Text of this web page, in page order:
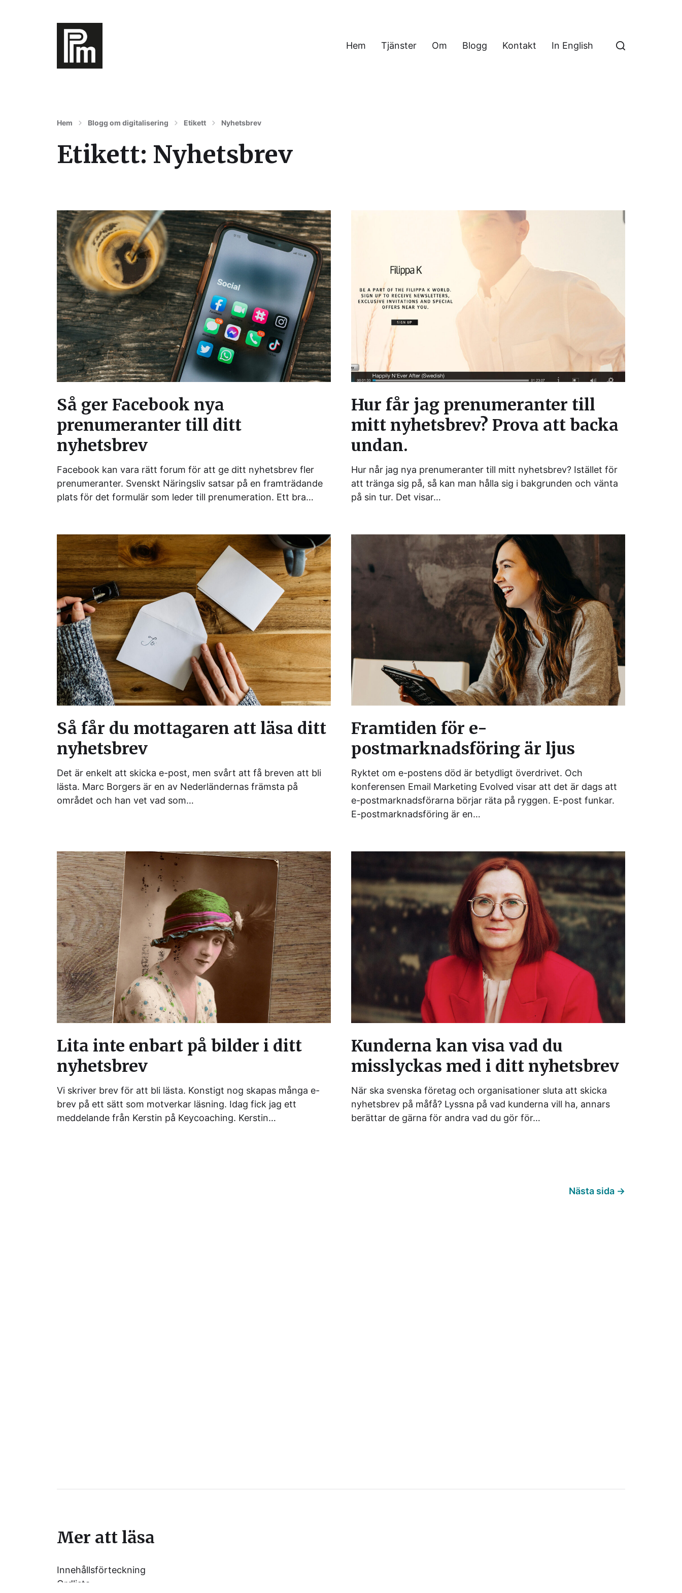
Digitalisering av varumärke, affärer och verksamhet Hem Tjänster Om Blogg Kontakt In English
Hem Blogg om digitalisering Etikett Nyhetsbrev
Etikett: Nyhetsbrev
Så ger Facebook nya
prenumeranter till ditt
nyhetsbrev
Facebook kan vara rätt forum för att ge ditt nyhetsbrev fler
prenumeranter. Svenskt Näringsliv satsar på en framträdande
plats för det formulär som leder till prenumeration. Ett bra…
Hur får jag prenumeranter till
mitt nyhetsbrev? Prova att backa
undan.
Hur når jag nya prenumeranter till mitt nyhetsbrev? Istället för
att tränga sig på, så kan man hålla sig i bakgrunden och vänta
på sin tur. Det visar…
Så får du mottagaren att läsa ditt
nyhetsbrev
Det är enkelt att skicka e-post, men svårt att få breven att bli
lästa. Marc Borgers är en av Nederländernas främsta på
området och han vet vad som…
Framtiden för e-
postmarknadsföring är ljus
Ryktet om e-postens död är betydligt överdrivet. Och
konferensen Email Marketing Evolved visar att det är dags att
e-postmarknadsförarna börjar räta på ryggen. E-post funkar.
E-postmarknadsföring är en…
Lita inte enbart på bilder i ditt
nyhetsbrev
Vi skriver brev för att bli lästa. Konstigt nog skapas många e-
brev på ett sätt som motverkar läsning. Idag fick jag ett
meddelande från Kerstin på Keycoaching. Kerstin…
Kunderna kan visa vad du
misslyckas med i ditt nyhetsbrev
När ska svenska företag och organisationer sluta att skicka
nyhetsbrev på måfå? Lyssna på vad kunderna vill ha, annars
berättar de gärna för andra vad du gör för…
Nästa sida →
Mer att läsa
Innehållsförteckning
Ordlista